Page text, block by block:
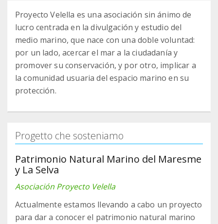
Proyecto Velella es una asociación sin ánimo de
lucro centrada en la divulgación y estudio del
medio marino, que nace con una doble voluntad:
por un lado, acercar el mar a la ciudadanía y
promover su conservación, y por otro, implicar a
la comunidad usuaria del espacio marino en su
protección.
Progetto che sosteniamo
Patrimonio Natural Marino del Maresme
y La Selva
Asociación Proyecto Velella
Actualmente estamos llevando a cabo un proyecto
para dar a conocer el patrimonio natural marino